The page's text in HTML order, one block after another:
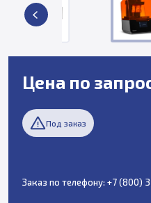
Цена по
Под заказ
Заказ по телефону: +7 (800)